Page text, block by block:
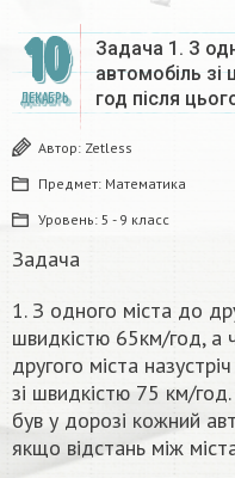
10
ДЕКАБРЬ
Задача 1. З
автомобіль
год після
Автор: Zetless
Предмет: Математика
Уровень: 5 - 9 класс
Задача
1. З одного міста до
швидкістю 65км/год, а
другого міста
зі швидкістю 75 км/
був у дорозі кожний
якщо відстань між